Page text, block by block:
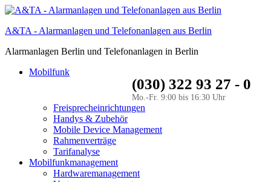
A&TA - Alarmanlagen und Telefonanlagen aus Berlin
Alarmanlagen Berlin und Telefonanlagen in Berlin
(030) 322 93 27 - 0
Mo.-Fr. 9:00 bis 16:30 Uhr
Mobilfunk
Freisprecheinrichtungen
Handys & Zubehör
Mobile Device Management
Rahmenverträge
Tarifanalyse
Mobilfunkmanagement
Hardwaremanagement